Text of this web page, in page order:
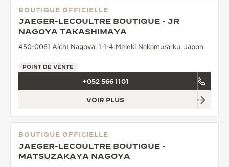
BOUTIQUE OFFICIELLE
JAEGER-LECOULTRE BOUTIQUE - JR
NAGOYA TAKASHIMAYA
450-0061 AichI Nagoya, 1-1-4 Meieki Nakamura-ku, Japon
POINT DE VENTE
+052 566 1101
VOIR PLUS
BOUTIQUE OFFICIELLE
JAEGER-LECOULTRE BOUTIQUE -
MATSUZAKAYA NAGOYA